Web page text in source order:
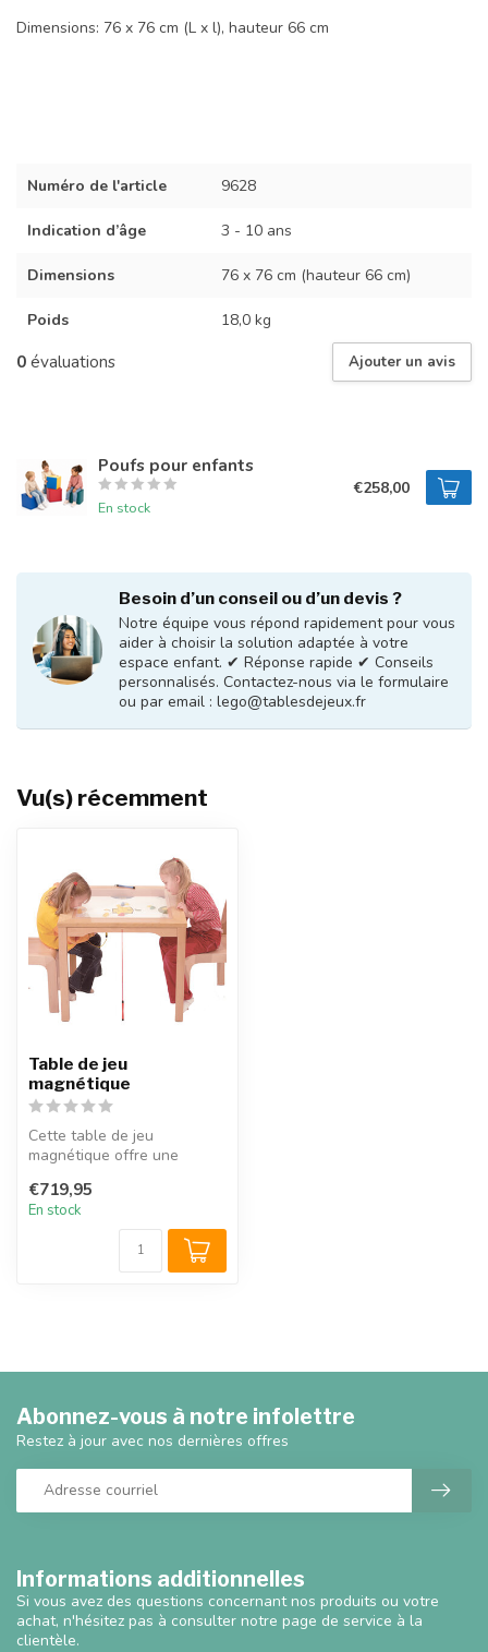
Dimensions: 76 x 76 cm (L x l), hauteur 66 cm
Numéro de l'article 9628
Indication d’âge 3 - 10 ans
Dimensions 76 x 76 cm (hauteur 66 cm)
Poids 18,0 kg
0évaluations Ajouter un avis
Poufs pour enfants
En stock
€258,00
Besoin d’un conseil ou d’un devis ?
Notre équipe vous répond rapidement pour vous
aider à choisir la solution adaptée à votre
espace enfant. ✔ Réponse rapide ✔ Conseils
personnalisés. Contactez-nous via le formulaire
ou par email : lego@tablesdejeux.fr
Vu(s) récemment
Table de jeu
magnétique
Cette table de jeu
magnétique offre une
unique pou...
€719,95
En stock
Informations additionnelles
Si vous avez des questions concernant nos produits ou votre
achat, n'hésitez pas à consulter notre page de service à la
clientèle.
Abonnez-vous à notre infolettre
Restez à jour avec nos dernières offres